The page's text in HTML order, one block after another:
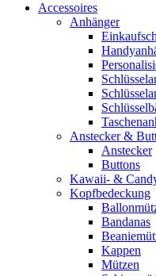
Accessoires
Anhänger
Anstecker &
Anstecker
Buttons
Kawaii- &
Kopfbedeckung
Bandanas
Kappen
Mützen